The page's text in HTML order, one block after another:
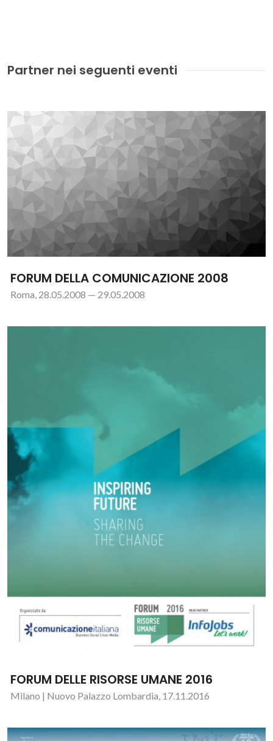
Partner nei seguenti eventi
FORUM DELLA COMUNICAZIONE 2008
Roma, 28.05.2008 — 29.05.2008
FORUM DELLE RISORSE UMANE 2016
Milano | Nuovo Palazzo Lombardia, 17.11.2016